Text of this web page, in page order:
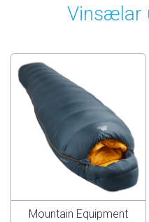
Vinsælar
Mountain Equipment